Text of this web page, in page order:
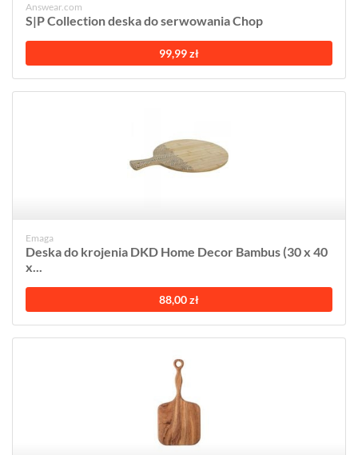
Answear.com
S|P Collection deska do serwowania Chop
99,99 zł
Emaga
Deska do krojenia DKD Home Decor Bambus (30 x 40
x...
88,00 zł